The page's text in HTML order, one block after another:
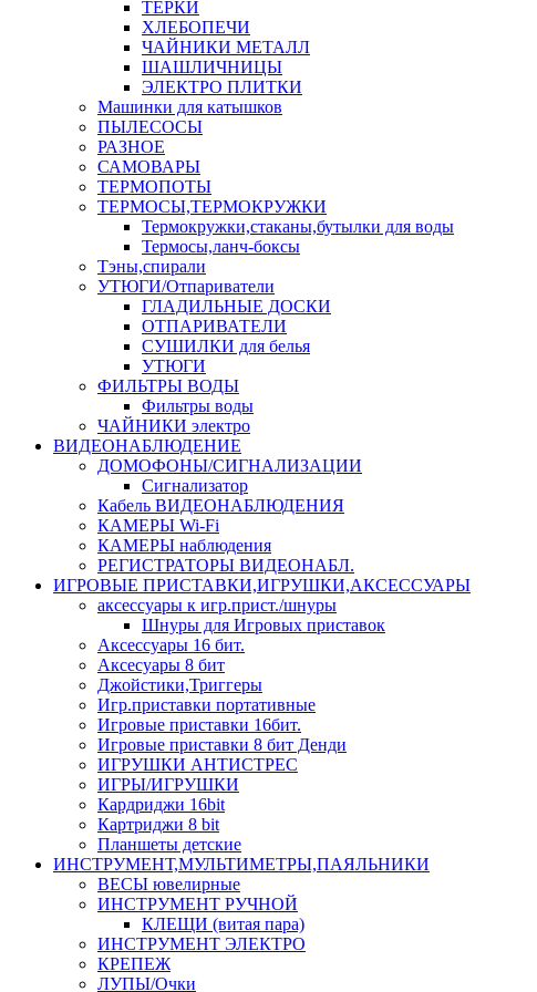
ТЕРКИ
ХЛЕБОПЕЧИ
ЧАЙНИКИ МЕТАЛЛ
ШАШЛИЧНИЦЫ
ЭЛЕКТРО ПЛИТКИ
Машинки для катышков
ПЫЛЕСОСЫ
РАЗНОЕ
САМОВАРЫ
ТЕРМОПОТЫ
ТЕРМОСЫ,ТЕРМОКРУЖКИ
Термокружки,стаканы,бутылки для воды
Термосы,ланч-боксы
Тэны,спирали
УТЮГИ/Отпариватели
ГЛАДИЛЬНЫЕ ДОСКИ
ОТПАРИВАТЕЛИ
СУШИЛКИ для белья
УТЮГИ
ФИЛЬТРЫ ВОДЫ
Фильтры воды
ЧАЙНИКИ электро
ВИДЕОНАБЛЮДЕНИЕ
ДОМОФОНЫ/СИГНАЛИЗАЦИИ
Сигнализатор
Кабель ВИДЕОНАБЛЮДЕНИЯ
КАМЕРЫ Wi-Fi
КАМЕРЫ наблюдения
РЕГИСТРАТОРЫ ВИДЕОНАБЛ.
ИГРОВЫЕ ПРИСТАВКИ,ИГРУШКИ,АКСЕССУАРЫ
аксесcуары к игр.прист./шнуры
Шнуры для Игровых приставок
Аксессуары 16 бит.
Аксесуары 8 бит
Джойстики,Триггеры
Игр.приставки портативные
Игровые приставки 16бит.
Игровые приставки 8 бит Денди
ИГРУШКИ АНТИСТРЕС
ИГРЫ/ИГРУШКИ
Кардриджи 16bit
Картриджи 8 bit
Планшеты детские
ИНСТРУМЕНТ,МУЛЬТИМЕТРЫ,ПАЯЛЬНИКИ
ВЕСЫ ювелирные
ИНСТРУМЕНТ РУЧНОЙ
КЛЕЩИ (витая пара)
ИНСТРУМЕНТ ЭЛЕКТРО
КРЕПЕЖ
ЛУПЫ/Очки